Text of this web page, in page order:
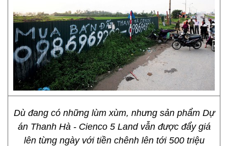
Dù đang có những lùm xùm, nhưng sản phẩm Dự
án Thanh Hà - Cienco 5 Land vẫn được đẩy giá
lên từng ngày với tiền chênh lên tới 500 triệu